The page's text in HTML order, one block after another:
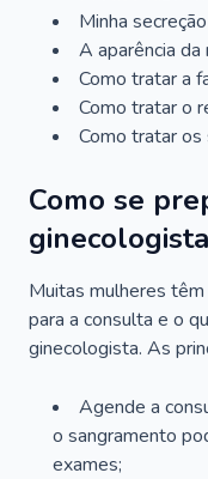
Minha
A aparência da
Como tratar a
Como tratar o
Como tratar os
Como se
ginecologista
Muitas mulheres
para a consulta e o
ginecologista. As
Agende a
o sangramento
exames;